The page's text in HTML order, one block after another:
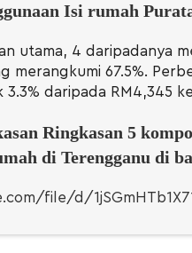
Isi rumah
utama, 4 daripadanya
merangkumi 67.5%.
3.3% daripada RM4,345
Ringkasan 5
di Terengganu di
file/d/